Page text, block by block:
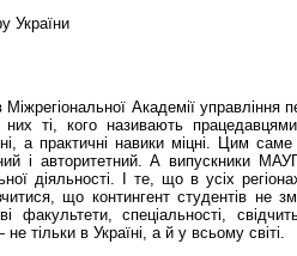
України
Міжрегіональної Академії
них ті, кого називають
а практичні навики міцні. Цим
і авторитетний. А випускники
діяльності. І те, що в усіх
що контингент студентів не
факультети, спеціальності,
тільки в Україні, а й у всьому світі.